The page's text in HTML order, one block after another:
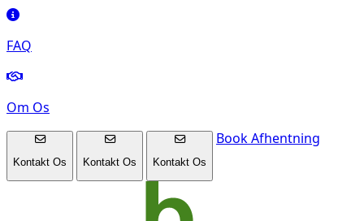
FAQ
Om Os
Kontakt Os Kontakt Os Kontakt Os
Book Afhentning